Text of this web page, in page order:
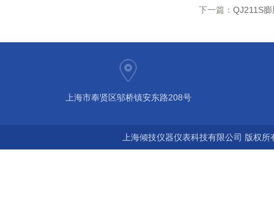
下一篇： QJ211S
上海市奉贤区邬桥镇安东路208号
上海倾技仪器仪表科技有限公司 版权